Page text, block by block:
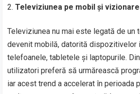
Televiziunea pe mobil și
Televiziunea nu mai este legată de un
devenit mobilă, datorită dispozitivelor
telefoanele, tabletele și laptopurile.
utilizatori preferă să urmărească
iar acest trend a accelerat în perioada